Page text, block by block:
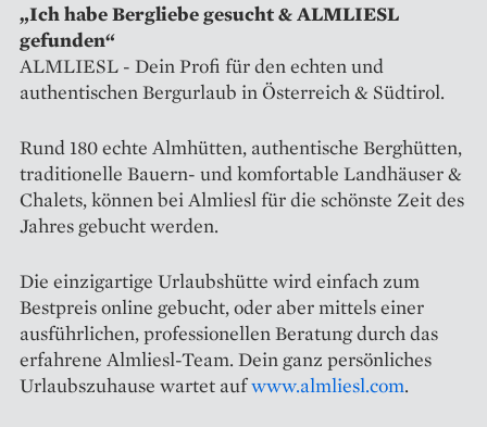
„Ich habe Bergliebe gesucht & ALMLIESL
gefunden“
ALMLIESL - Dein Profi für den echten und
authentischen Bergurlaub in Österreich & Südtirol.
Rund 180 echte Almhütten, authentische Berghütten,
traditionelle Bauern- und komfortable Landhäuser &
Chalets, können bei Almliesl für die schönste Zeit des
Jahres gebucht werden.
Die einzigartige Urlaubshütte wird einfach zum
Bestpreis online gebucht, oder aber mittels einer
ausführlichen, professionellen Beratung durch das
erfahrene Almliesl-Team. Dein ganz persönliches
Urlaubszuhause wartet aufwww.almliesl.com.